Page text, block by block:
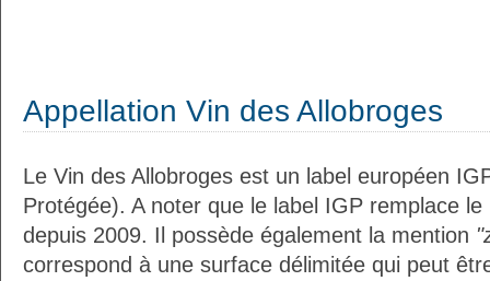
Appellation Vin des Allobroges
Le Vin des Allobroges est un label européen
Protégée). A noter que le label IGP remplace
depuis 2009. Il possède également la mention
correspond à une surface délimitée qui peut